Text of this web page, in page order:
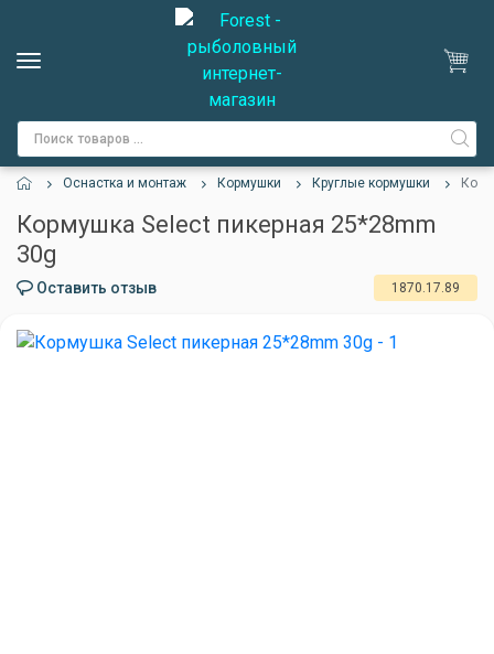
Оснастка и монтаж Кормушки Круглые кормушки
Кормушка Select пикерная 25*28mm
30g
Оставить отзыв 1870.17.89